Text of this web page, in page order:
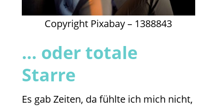
Copyright Pixabay – 1388843
… oder totale
Starre
Es gab Zeiten, da fühlte ich mich nicht,